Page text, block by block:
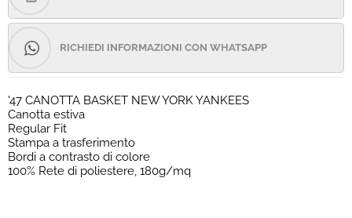
RICHIEDI INFORMAZIONI CON WHATSAPP
'47 CANOTTA BASKET NEW YORK YANKEES
Canotta estiva
Regular Fit
Stampa a trasferimento
Bordi a contrasto di colore
100% Rete di poliestere, 180g/mq